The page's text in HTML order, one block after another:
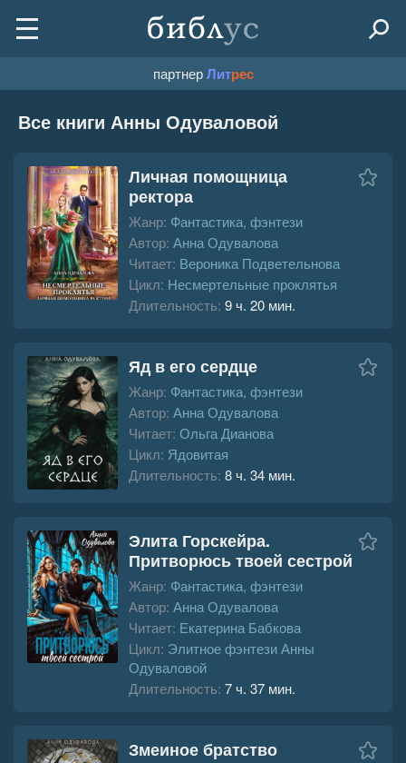
партнерЛитрес
Все книги Анны Одуваловой
Личная помощница
ректора
Жанр: Фантастика, фэнтези
Автор: Анна Одувалова
Читает: Вероника Подветельнова
Цикл: Несмертельные проклятья
Длительность: 9 ч. 20 мин.
Яд в его сердце
Жанр: Фантастика, фэнтези
Автор: Анна Одувалова
Читает: Ольга Дианова
Цикл: Ядовитая
Длительность: 8 ч. 34 мин.
Элита Горскейра.
Притворюсь твоей сестрой
Жанр: Фантастика, фэнтези
Автор: Анна Одувалова
Читает: Екатерина Бабкова
Цикл: Элитное фэнтези Анны
Одуваловой
Длительность: 7 ч. 37 мин.
Змеиное братство